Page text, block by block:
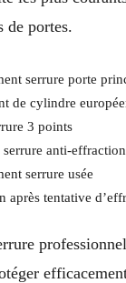
de portes.
serrure porte
de cylindre
3 points
anti-effraction
serrure usée
après tentative